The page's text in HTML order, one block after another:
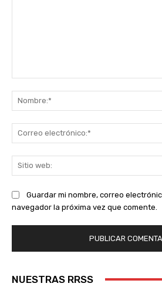
Guardar mi nombre, correo
navegador la próxima vez que comente.
NUESTRAS RRSS